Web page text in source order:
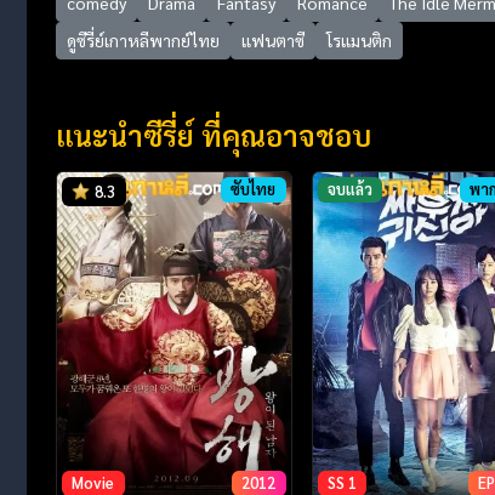
ดูซีรี่ย์เกาหลีพากย์ไทย
แฟนตาซี โรแมนติก
แนะนำซีรี่ย์ ที่คุณอาจชอบ
8.3 ซับไทย
Movie 2012
จบแล้ว พา
SS 1